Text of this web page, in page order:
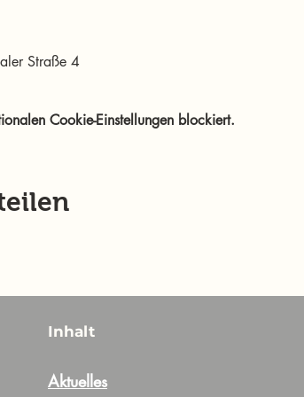
Straße 4
Cookie-Einstellungen blockiert.
Inhalt
Aktuelles